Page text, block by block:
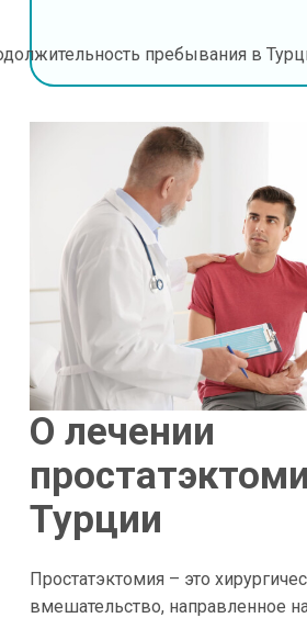
пребывания в
О лечении
Турции
Простатэктомия – это
вмешательство, направленное